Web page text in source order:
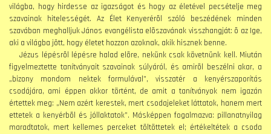
világba, hogy hirdesse az igazságot és hogy az életével pecsételje meg
szavainak hitelességét. Az Élet Kenyerérõl szóló beszédének minden
szavában meghalljuk János evangélista elõszavának visszhangját: õ az Ige,
aki a világba jött, hogy életet hozzon azoknak, akik hisznek benne.
Jézus lépésrõl lépésre halad elõre, nekünk csak követnünk kell. Miután
figyelmeztette tanítványait szavainak súlyáról, és amirõl beszélni akar, a
„bizony mondom nektek formulával”, visszatér a kenyérszaporítás
csodájára, ami éppen akkor történt, de amit a tanítványok nem igazán
értettek meg: „Nem azért kerestek, mert csodajeleket láttatok, hanem mert
ettetek a kenyérbõl és jóllaktatok”. Másképpen fogalmazva: pillanatnyilag
maradtatok, mert kellemes perceket töltöttetek el; értékeltétek a csoda